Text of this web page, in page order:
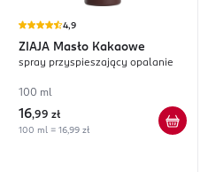
4,9
ZIAJA Masło Kakaowe
spray przyspieszający opalanie
100 ml
16,99 zł
100 ml = 16,99 zł